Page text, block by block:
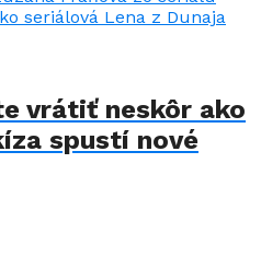
vrátiť neskôr ako
spustí nové